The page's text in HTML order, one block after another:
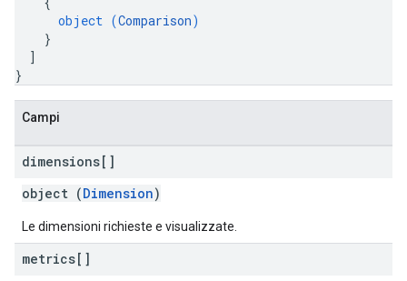
object (Comparison)
}
]
}
Campi
dimensions[]
object (Dimension)
Le dimensioni richieste e visualizzate.
metrics[]